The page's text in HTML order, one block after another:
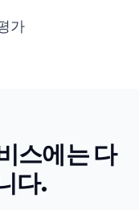
가
스에는 다
다.